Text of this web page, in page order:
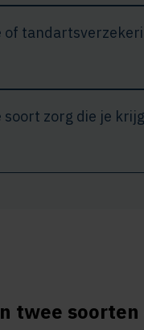
of
soort zorg die je
twee